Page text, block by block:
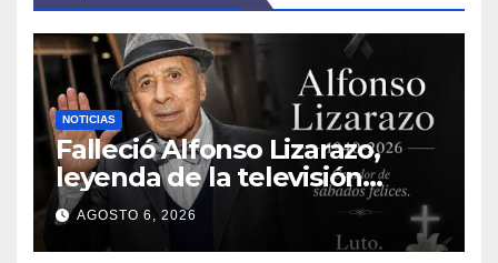
NOTICIAS
Falleció Alfonso Lizarazo,
leyenda de la televisión
colombiana
AGOSTO 6, 2026